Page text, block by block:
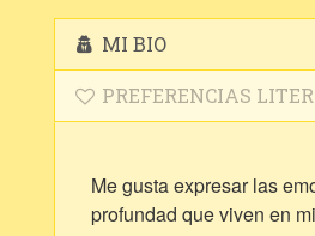
MI BIO
PREFERENCIAS
Me gusta expresar las
profundad que viven en